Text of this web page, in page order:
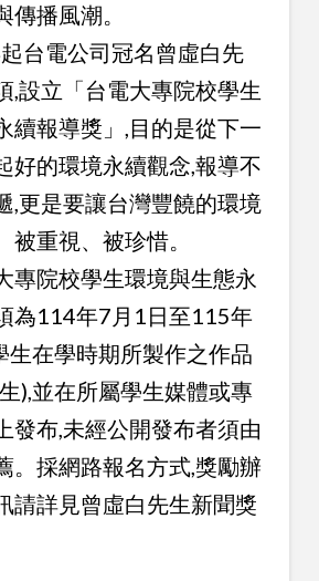
傳播風潮。
台電公司冠名曾虛白先
,設立「台電大專院校學生
續報導獎」,目的是從下一
好的環境永續觀念,報導不
,更是要讓台灣豐饒的環境
被重視、被珍惜。
專院校學生環境與生態永
為114年7月1日至115年
生在學時期所製作之作品
),並在所屬學生媒體或專
發布,未經公開發布者須由
。採網路報名方式,獎勵辦
請詳見曾虛白先生新聞獎